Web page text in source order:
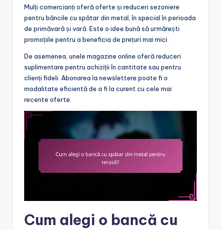
Mulți comercianți oferă oferte și reduceri sezoniere
pentru băncile cu spătar din metal, în special în perioada
de primăvară și vară. Este o idee bună să urmărești
promoțiile pentru a beneficia de prețuri mai mici.
De asemenea, unele magazine online oferă reduceri
suplimentare pentru achiziții în cantitate sau pentru
clienți fideli. Abonarea la newslettere poate fi o
modalitate eficientă de a fi la curent cu cele mai
recente oferte.
Cum alegi o bancă cu